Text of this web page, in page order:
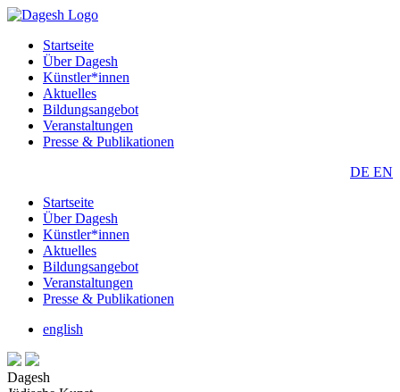
Startseite
Über Dagesh
Künstler*innen
Aktuelles
Bildungsangebot
Veranstaltungen
Presse & Publikationen
DE EN
Startseite
Über Dagesh
Künstler*innen
Aktuelles
Bildungsangebot
Veranstaltungen
Presse & Publikationen
english
Dagesh